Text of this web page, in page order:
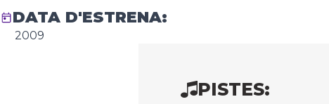
DATA D'ESTRENA:
2009
PISTES: